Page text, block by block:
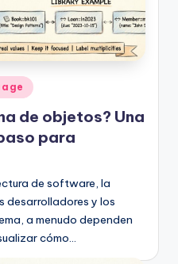
de objetos? Una
para
de software, la
desarrolladores y los
a menudo dependen
cómo…